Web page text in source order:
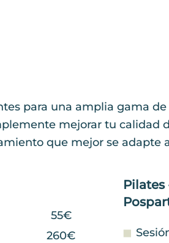
para una amplia gama
mejorar tu calidad
que mejor se adapte
55€
260€
Pilates